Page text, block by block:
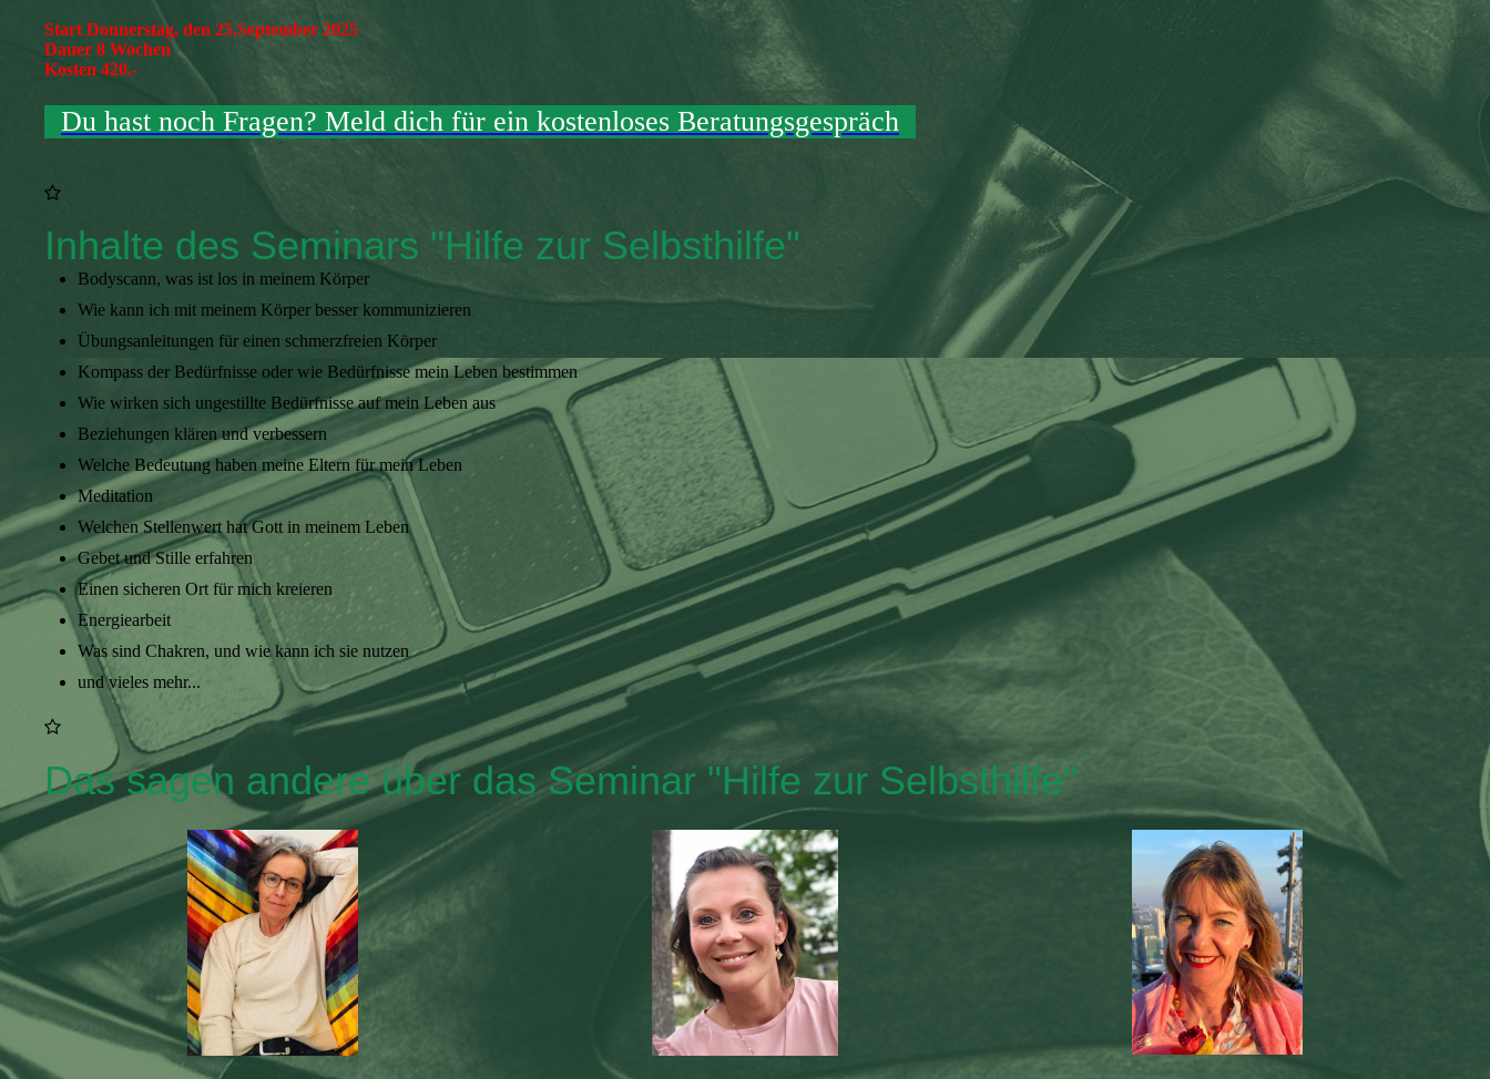
Start Donnerstag, den 25.September 2025
Dauer 8 Wochen
Kosten 420.-
Du hast noch Fragen? Meld dich für ein kostenloses Beratungsgespräch
Inhalte des Seminars "Hilfe zur Selbsthilfe"
Bodyscann, was ist los in meinem Körper
Wie kann ich mit meinem Körper besser kommunizieren
Übungsanleitungen für einen schmerzfreien Körper
Kompass der Bedürfnisse oder wie Bedürfnisse mein Leben bestimmen
Wie wirken sich ungestillte Bedürfnisse auf mein Leben aus
Beziehungen klären und verbessern
Welche Bedeutung haben meine Eltern für mein Leben
Meditation
Welchen Stellenwert hat Gott in meinem Leben
Gebet und Stille erfahren
Einen sicheren Ort für mich kreieren
Energiearbeit
Was sind Chakren, und wie kann ich sie nutzen
und vieles mehr...
Das sagen andere über das Seminar "Hilfe zur Selbsthilfe"